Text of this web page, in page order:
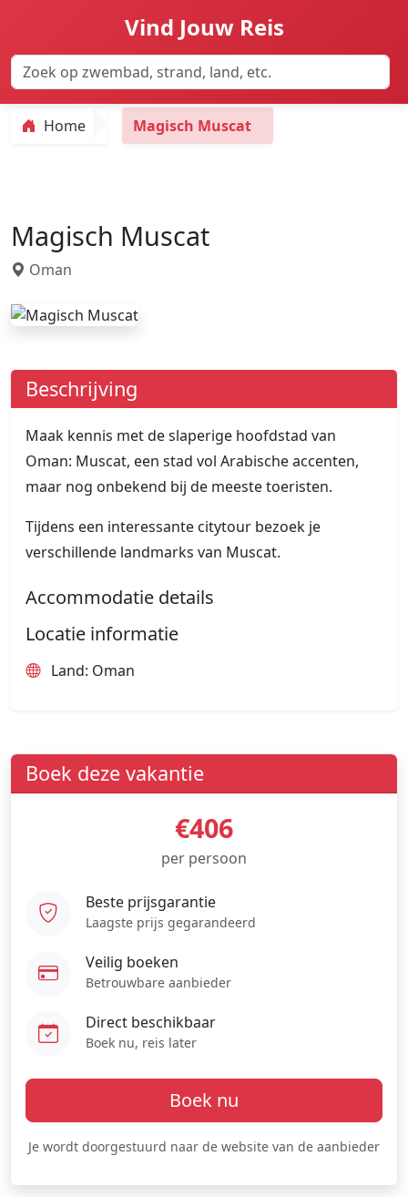
Vind Jouw Reis
Home Magisch Muscat
Magisch Muscat
Oman
Beschrijving
Maak kennis met de slaperige hoofdstad van
Oman: Muscat, een stad vol Arabische accenten,
maar nog onbekend bij de meeste toeristen.
Tijdens een interessante citytour bezoek je
verschillende landmarks van Muscat.
Accommodatie details
Locatie informatie
Land: Oman
Boek deze vakantie
€406
per persoon
Beste prijsgarantie
Laagste prijs gegarandeerd
Veilig boeken
Betrouwbare aanbieder
Direct beschikbaar
Boek nu, reis later
Boek nu
Je wordt doorgestuurd naar de website van de aanbieder